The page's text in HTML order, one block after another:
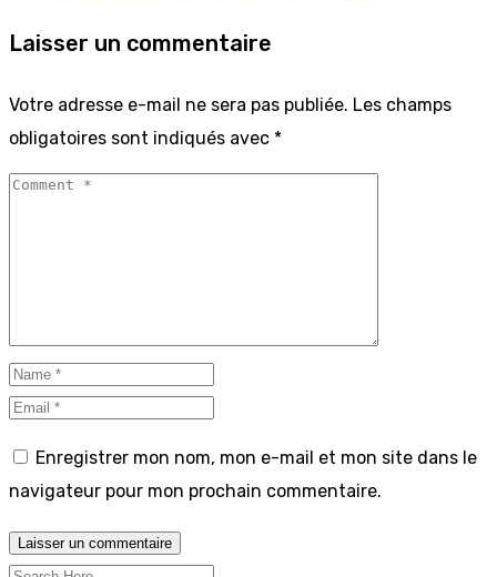
Laisser un commentaire
Votre adresse e-mail ne sera pas publiée. Les champs
obligatoires sont indiqués avec *
Enregistrer mon nom, mon e-mail et mon site dans le
navigateur pour mon prochain commentaire.